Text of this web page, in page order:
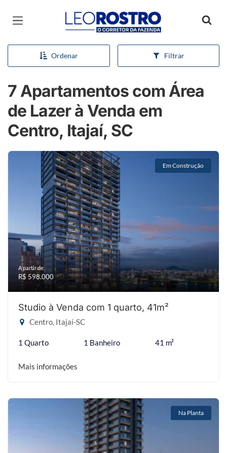
Página inicial
Ordenar Filtrar
7 Apartamentos com Área
de Lazer à Venda em
Centro, Itajaí, SC
Em Construção
A partir de:
R$ 598.000
Studio à Venda com 1 quarto, 41m²
Centro, Itajaí-SC
1 Quarto 1 Banheiro 41 m²
Mais informações
Na Planta